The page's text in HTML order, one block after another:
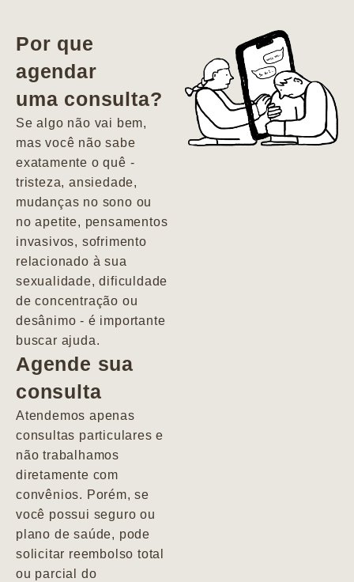
vida. Ela me
encontrou num
estado misto de
depressão e
agitação com
pensamentos
Por que
agendar
uma consulta?
Se algo não vai bem,
mas você não sabe
exatamente o quê -
tristeza, ansiedade,
mudanças no sono ou
no apetite, pensamentos
invasivos, sofrimento
relacionado à sua
sexualidade, dificuldade
de concentração ou
desânimo - é importante
buscar ajuda.
Agende sua
consulta
Atendemos apenas
consultas particulares e
não trabalhamos
diretamente com
convênios. Porém, se
você possui seguro ou
plano de saúde, pode
solicitar reembolso total
ou parcial do